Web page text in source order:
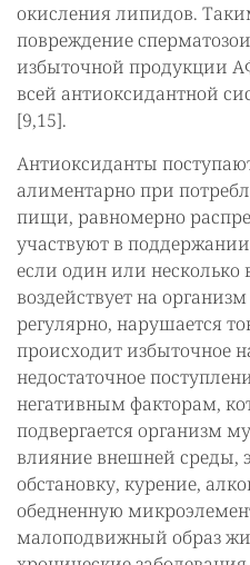
окисления липидов.
повреждение
избыточной продукции
всей антиоксидантной
[9,15].
Антиоксиданты
алиментарно при
пищи, равномерно
участвуют в
если один или несколько
воздействует на
регулярно, нарушается
происходит избыточное
недостаточное
негативным факторам,
подвергается организм
влияние внешней среды,
обстановку, курение,
обедненную
малоподвижный образ